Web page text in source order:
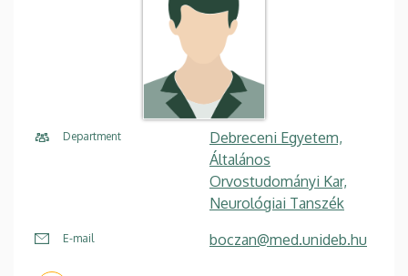
Department
Debreceni Egyetem,
Általános
Orvostudományi Kar,
Neurológiai Tanszék
E-mail boczan@med.unideb.hu